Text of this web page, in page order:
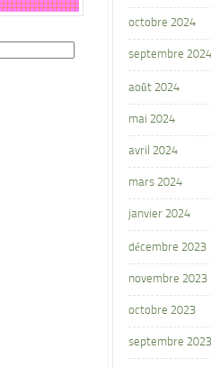
octobre 2024
septembre 2024
août 2024
mai 2024
avril 2024
mars 2024
janvier 2024
décembre 2023
novembre 2023
octobre 2023
septembre 2023